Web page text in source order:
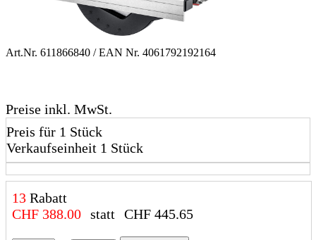
Art.Nr. 611866840 / EAN Nr. 4061792192164
Preise inkl. MwSt.
Preis für 1 Stück
Verkaufseinheit 1 Stück
13 Rabatt
CHF 388.00 statt CHF 445.65